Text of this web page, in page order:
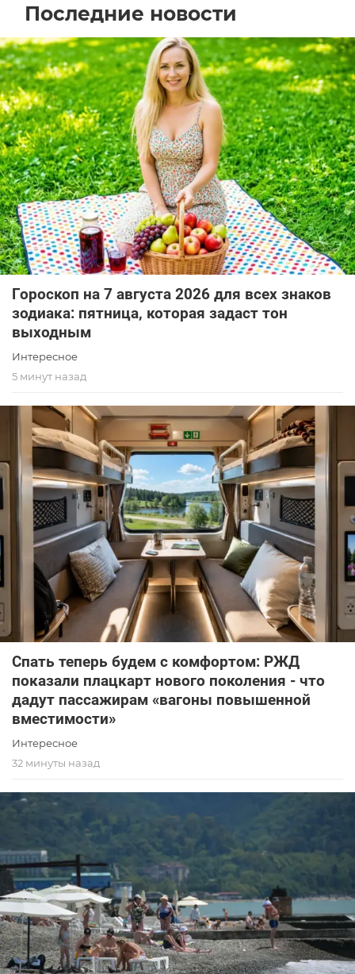
Последние новости
Гороскоп на 7 августа 2026 для всех знаков
зодиака: пятница, которая задаст тон
выходным
Интересное
5 минут назад
Спать теперь будем с комфортом: РЖД
показали плацкарт нового поколения - что
дадут пассажирам «вагоны повышенной
вместимости»
Интересное
32 минуты назад